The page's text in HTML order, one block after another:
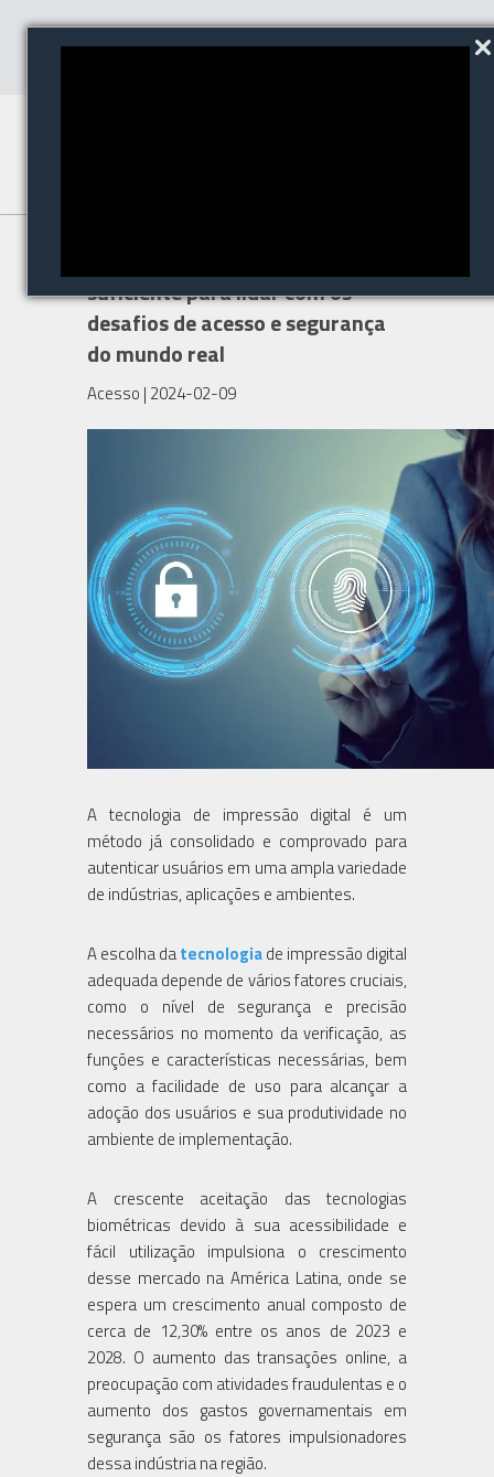
suficiente para lidar com os
desafios de acesso e segurança
do mundo real
Acesso | 2024-02-09
A tecnologia de impressão digital é um
método já consolidado e comprovado para
autenticar usuários em uma ampla variedade
de indústrias, aplicações e ambientes.
A escolha datecnologiade impressão digital
adequada depende de vários fatores cruciais,
como o nível de segurança e precisão
necessários no momento da verificação, as
funções e características necessárias, bem
como a facilidade de uso para alcançar a
adoção dos usuários e sua produtividade no
ambiente de implementação.
A crescente aceitação das tecnologias
biométricas devido à sua acessibilidade e
fácil utilização impulsiona o crescimento
desse mercado na América Latina, onde se
espera um crescimento anual composto de
cerca de 12,30% entre os anos de 2023 e
2028. O aumento das transações online, a
preocupação com atividades fraudulentas e o
aumento dos gastos governamentais em
segurança são os fatores impulsionadores
dessa indústria na região.